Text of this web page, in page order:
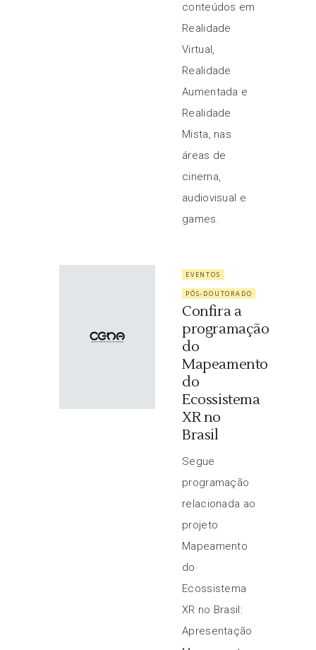
conteúdos em
Realidade
Virtual,
Realidade
Aumentada e
Realidade
Mista, nas
áreas de
cinema,
audiovisual e
games.
EVENTOS
PÓS-DOUTORADO
Confira a
programação
do
Mapeamento
do
Ecossistema
XR no
Brasil
Segue
programação
relacionada ao
projeto
Mapeamento
do
Ecossistema
XR no Brasil:
Apresentação